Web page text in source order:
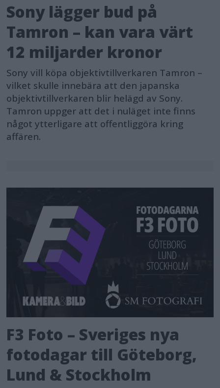
Sony lägger bud på
Tamron – kan vara värt
12 miljarder kronor
Sony vill köpa objektivtillverkaren Tamron –
vilket skulle innebära att den japanska
objektivtillverkaren blir helägd av Sony.
Tamron uppger att det i nuläget inte finns
något ytterligare att offentliggöra kring
affären.
F3 Foto – Sveriges nya
fotodagar till Göteborg,
Lund & Stockholm